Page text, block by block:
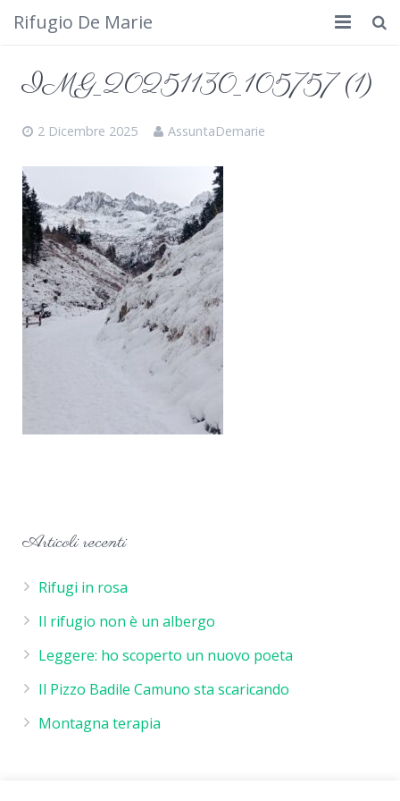
Rifugio De Marie
Cosa fare
Calendario
Foto
Cimbergo da vedere
IMG_20251130_105757 (1)
2 Dicembre 2025 AssuntaDemarie
Articoli recenti
Rifugi in rosa
Il rifugio non è un albergo
Leggere: ho scoperto un nuovo poeta
Il Pizzo Badile Camuno sta scaricando
Montagna terapia